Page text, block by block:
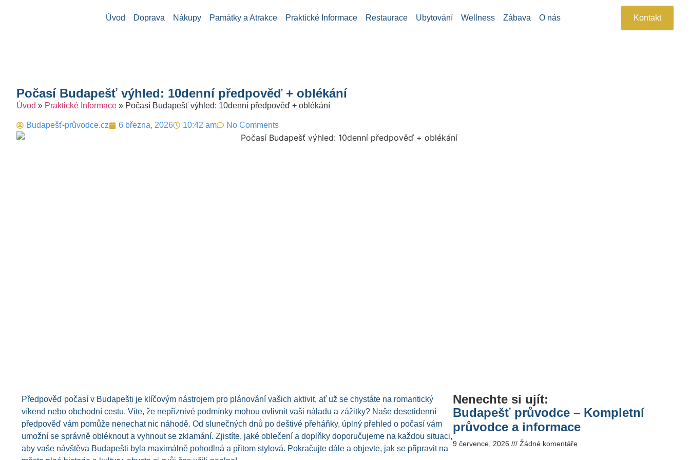
Úvod Doprava Nákupy Památky a Atrakce Praktické Informace Restaurace Ubytování Wellness Zábava O nás Kontakt
Počasí Budapešť výhled: 10denní předpověď + oblékání
Úvod » Praktické Informace » Počasí Budapešť výhled: 10denní předpověď + oblékání
Budapešť-průvodce.cz 6 března, 2026 10:42 am No Comments
Předpověď počasí v Budapešti je klíčovým nástrojem pro plánování vašich aktivit, ať už se chystáte na romantický
víkend nebo obchodní cestu. Víte, že nepříznivé podmínky mohou ovlivnit vaši náladu a zážitky? Naše desetidenní
předpověď vám pomůže nenechat nic náhodě. Od slunečných dnů po deštivé přeháňky, úplný přehled o počasí vám
umožní se správně obléknout a vyhnout se zklamání. Zjistíte, jaké oblečení a doplňky doporučujeme na každou situaci,
aby vaše návštěva Budapešti byla maximálně pohodlná a přitom stylová. Pokračujte dále a objevte, jak se připravit na
Nenechte si ujít:
Budapešť průvodce – Kompletní
průvodce a informace
9 července, 2026 Žádné komentáře